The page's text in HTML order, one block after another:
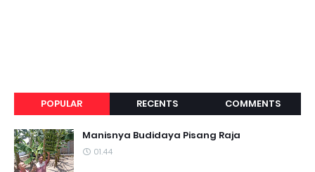
POPULAR RECENTS COMMENTS
Manisnya Budidaya Pisang Raja
01.44